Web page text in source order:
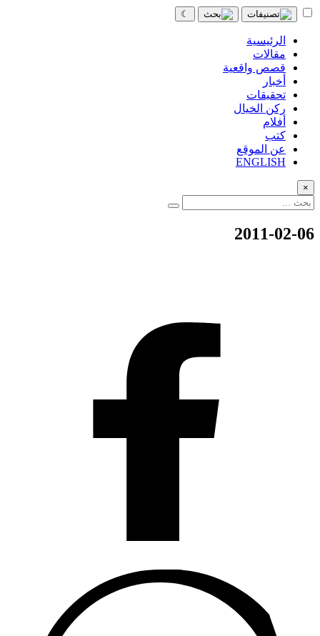
☾
الرئيسية
مقالات
قصص واقعية
أخبار
تحقيقات
ركن الخيال
أفلام
كتب
عن الموقع
ENGLISH
×
2011-02-06